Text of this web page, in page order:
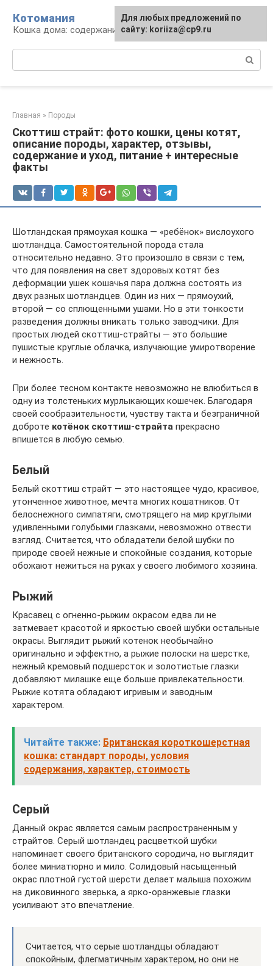
контенту
Котомания
Кошка дома: содержание и уход
Главная » Породы
Скоттиш страйт: фото кошки, цены котят,
описание породы, характер, отзывы,
содержание и уход, питание + интересные
факты
Шотландская прямоухая кошка — «ребёнок» вислоухого
шотландца. Самостоятельной порода стала
относительно недавно. Это произошло в связи с тем,
что для появления на свет здоровых котят без
деформации ушек кошачья пара должна состоять из
двух разных шотландцев. Один из них — прямоухий,
второй — со сплющенными ушами. Но в эти тонкости
разведения должны вникать только заводчики. Для
простых людей скоттиш-страйты — это большие
пушистые круглые облачка, излучающие умиротворение
и нежность.
При более тесном контакте невозможно не влюбиться в
одну из толстеньких мурлыкающих кошечек. Благодаря
своей сообразительности, чувству такта и безграничной
доброте котёнок скоттиш-страйта прекрасно
впишется в любую семью.
Белый
Белый скоттиш страйт — это настоящее чудо, красивое,
утонченное животное, мечта многих кошатников. От
белоснежного симпатяги, смотрящего на мир круглыми
удивленными голубыми глазками, невозможно отвести
взгляд. Считается, что обладатели белой шубки по
природе своей нежные и спокойные создания, которые
обожают нежиться на руках у своего любимого хозяина.
Рыжий
Красавец с огненно-рыжим окрасом едва ли не
затмевает красотой и яркостью своей шубки остальные
окрасы. Выглядит рыжий котенок необычайно
оригинально и эффектно, а рыжие полоски на шерстке,
нежный кремовый подшерсток и золотистые глазки
добавляют милашке еще больше привлекательности.
Рыжие котята обладают игривым и заводным
характером.
Читайте также: Британская короткошерстная
кошка: стандарт породы, условия
содержания, характер, стоимость
Серый
Данный окрас является самым распространенным у
страйтов. Серый шотландец расцветкой шубки
напоминает своего британского сородича, но выглядит
более миниатюрно и мило. Солидовый насыщенный
окрас плотной густой шерсти делает малыша похожим
на диковинного зверька, а ярко-оранжевые глазки
усиливают это впечатление.
Считается, что серые шотландцы обладают
спокойным, флегматичным характером, но они не
Для любых предложений по
сайту: koriiza@cp9.ru